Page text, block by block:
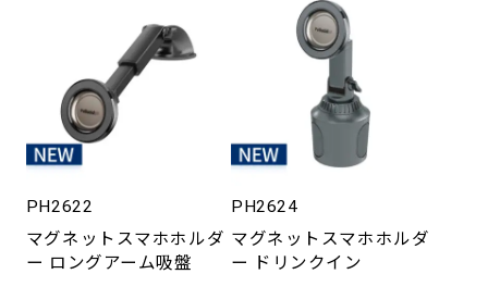
PH2622
マグネットスマホホルダ
ー ロングアーム吸盤
PH2624
マグネットスマホホルダ
ー ドリンクイン